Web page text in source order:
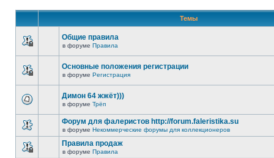
Темы
Общие правила
в форуме Правила
Основные положения регистрации
в форуме Регистрация
Димон 64 жжёт)))
в форуме Трёп
Форум для фалеристов http://forum.faleristika.su
в форуме Некоммерческие форумы для коллекционеров
Правила продаж
в форуме Правила